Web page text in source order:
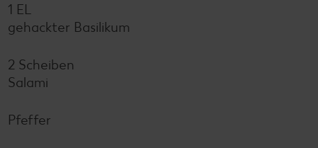
1 EL
gehackter Basilikum
2 Scheiben
Salami
Pfeffer